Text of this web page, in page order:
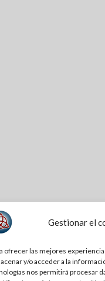
Gestionar el
ofrecer las mejores
y/o acceder a la
nos permitirá procesar